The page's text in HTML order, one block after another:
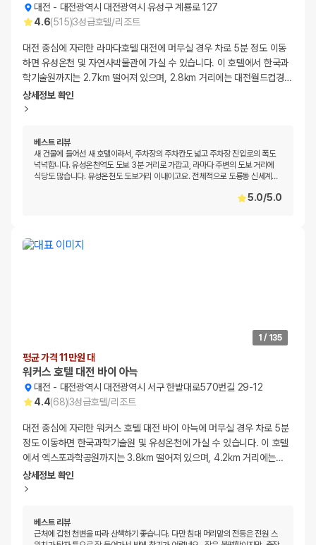
대전 - 대전광역시 대전광역시 유성구 계룡로 127
4.6(515)3성급호텔/리조트
대전 중심에 자리한 라마다호텔 대전에 머무실 경우 차로 5분 정도 이동
하면 유성온천 및 자연사박물관에 가실 수 있습니다. 이 호텔에서 한국과
학기술원까지는 2.7km 떨어져 있으며, 2.8km 거리에는 대전월드컵경…
상세정보 확인
베스트 리뷰
새 건물에 들어선 새 호텔이라서, 주차장의 주차칸도 넓고 주차장 진입로의 폭도
넉넉합니다. 유성온천역도 도보 3분 거리로 가깝고, 라마다 주변의 도보 거리에
식당도 많습니다. 유성온천도 도보거리 이내이고요. 전체적으로 도룡동 신세계 …
5.0/5.0
1 / 135
평균 가격 11만원 대
워커스 호텔 대전 바이 아늑
대전 - 대전광역시 대전광역시 서구 한밭대로570번길 29-12
4.4(68)3성급호텔/리조트
대전 중심에 자리한 워커스 호텔 대전 바이 아늑에 머무실 경우 차로 5분
정도 이동하면 한국과학기술원 및 유성온천에 가실 수 있습니다. 이 호텔
에서 엑스포과학공원까지는 3.8km 떨어져 있으며, 4.2km 거리에는…
상세정보 확인
베스트 리뷰
근처에 갑천 천변을 따라 산책하기 좋습니다. 다만 침대 머리맡의 전등은 전원 스